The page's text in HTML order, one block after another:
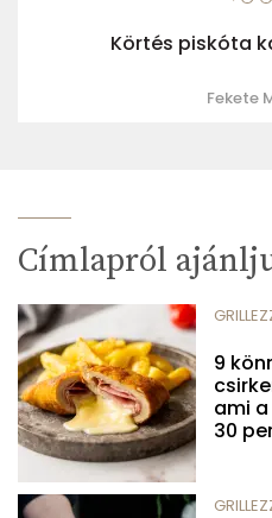
Körtés piskóta
Fekete
Címlapról
9
ami
30